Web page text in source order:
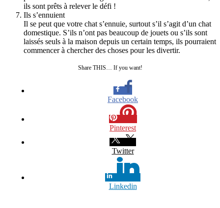
ils sont prêts à relever le défi !
Ils s’ennuient
Il se peut que votre chat s’ennuie, surtout s’il s’agit d’un chat
domestique. S’ils n’ont pas beaucoup de jouets ou s’ils sont
laissés seuls à la maison depuis un certain temps, ils pourraient
commencer à chercher des choses pour les divertir.
Share THIS… If you want!
Facebook
Pinterest
Twitter
Linkedin